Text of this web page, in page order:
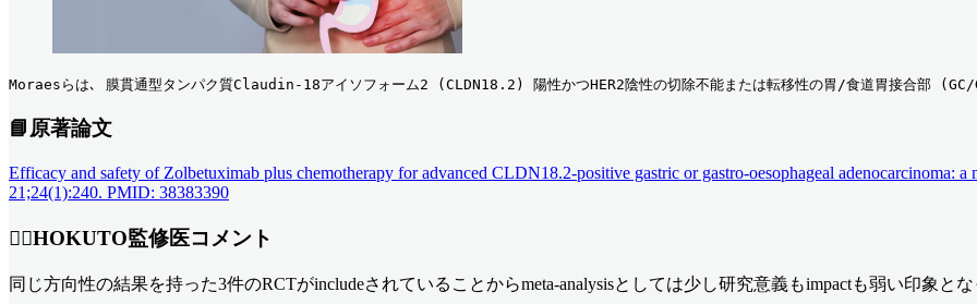
Moraesらは､ 膜貫通型タンパク質Claudin-18アイソフォーム2 (CLDN18.2) 陽性かつHER2陰性の切除不能または転移性の胃/食道胃接合部
📘原著論文
Efficacy and safety of Zolbetuximab plus chemotherapy for advanced CLDN18.2-positive gastric or gastro-oesophageal adenocarcinoma:
21;24(1):240. PMID: 38383390
👨‍⚕️HOKUTO監修医コメント
同じ方向性の結果を持った3件のRCTがincludeされていることからmeta-analysisとしては少し研究意義もimpactも弱い印象と